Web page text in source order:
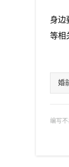
身边
等相
编写不